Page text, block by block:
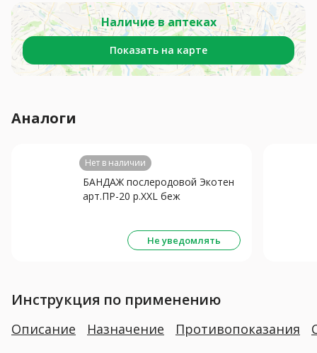
Наличие в аптеках
Показать на карте
Аналоги
Нет в наличии
БАНДАЖ послеродовой Экотен
арт.ПР-20 р.XXL беж
Не уведомлять
Инструкция по применению
Описание Назначение Противопоказания